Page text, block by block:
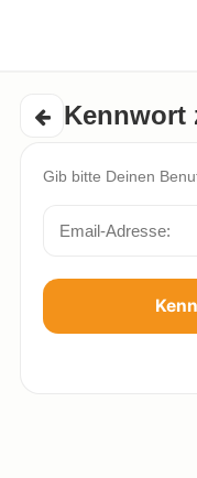
Kennwort
Gib bitte Deinen